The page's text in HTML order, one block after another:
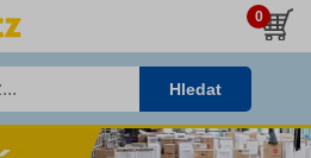
0
Hledat